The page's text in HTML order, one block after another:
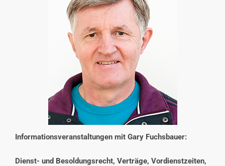
Informationsveranstaltungen mit Gary Fuchsbauer:
Dienst- und Besoldungsrecht, Verträge, Vordienstzeiten,